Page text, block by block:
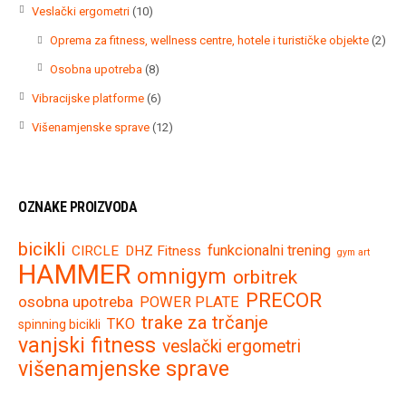
Veslački ergometri 1010
Oprema za fitness, wellness centre, hotele i turističke objekte 22
Osobna upotreba 88
Vibracijske platforme 66
Višenamjenske sprave 1212
OZNAKE PROIZVODA
bicikli CIRCLE DHZ Fitness funkcionalni trening gym art
HAMMER omnigym orbitrek
osobna upotreba POWER PLATE PRECOR
spinning bicikli TKO trake za trčanje
vanjski fitness veslački ergometri
višenamjenske sprave